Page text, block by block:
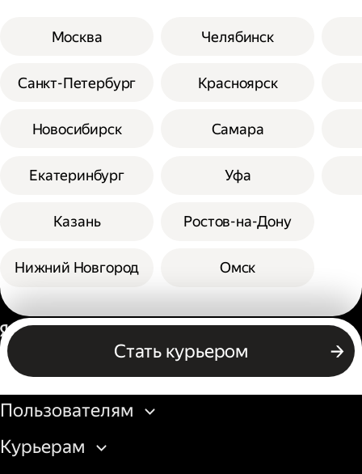
Москва
Санкт-Петербург
Новосибирск
Екатеринбург
Казань
Нижний Новгород
Челябинск
Красноярск
Самара
Уфа
Ростов-на-Дону
Омск
Стать курьером
Россия
Бизнесу
Пользователям
Курьерам